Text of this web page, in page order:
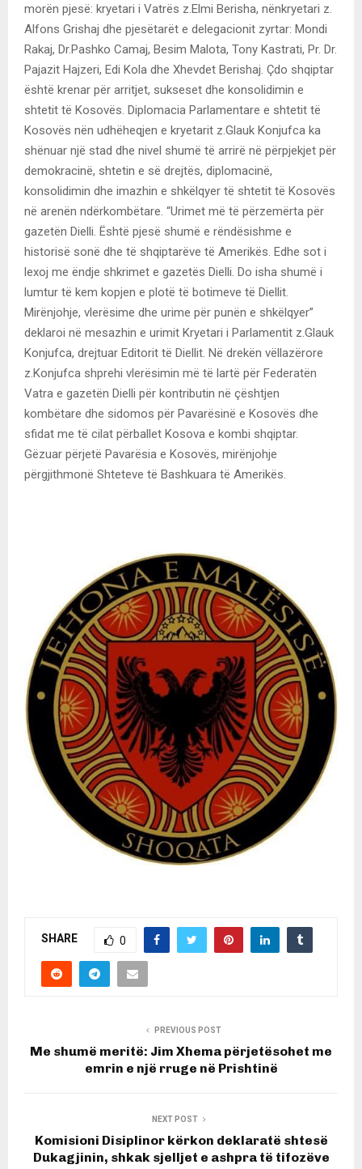
morën pjesë: kryetari i Vatrës z.Elmi Berisha, nënkryetari z.
Alfons Grishaj dhe pjesëtarët e delegacionit zyrtar: Mondi
Rakaj, Dr.Pashko Camaj, Besim Malota, Tony Kastrati, Pr. Dr.
Pajazit Hajzeri, Edi Kola dhe Xhevdet Berishaj. Çdo shqiptar
është krenar për arritjet, sukseset dhe konsolidimin e
shtetit të Kosovës. Diplomacia Parlamentare e shtetit të
Kosovës nën udhëheqjen e kryetarit z.Glauk Konjufca ka
shënuar një stad dhe nivel shumë të arrirë në përpjekjet për
demokracinë, shtetin e së drejtës, diplomacinë,
konsolidimin dhe imazhin e shkëlqyer të shtetit të Kosovës
në arenën ndërkombëtare. “Urimet më të përzemërta për
gazetën Dielli. Është pjesë shumë e rëndësishme e
historisë sonë dhe të shqiptarëve të Amerikës. Edhe sot i
lexoj me ëndje shkrimet e gazetës Dielli. Do isha shumë i
lumtur të kem kopjen e plotë të botimeve të Diellit.
Mirënjohje, vlerësime dhe urime për punën e shkëlqyer”
deklaroi në mesazhin e urimit Kryetari i Parlamentit z.Glauk
Konjufca, drejtuar Editorit të Diellit. Në drekën vëllazërore
z.Konjufca shprehi vlerësimin më të lartë për Federatën
Vatra e gazetën Dielli për kontributin në çështjen
kombëtare dhe sidomos për Pavarësinë e Kosovës dhe
sfidat me të cilat përballet Kosova e kombi shqiptar.
Gëzuar përjetë Pavarësia e Kosovës, mirënjohje
përgjithmonë Shteteve të Bashkuara të Amerikës.
SHARE 0
PREVIOUS POST
Me shumë meritë: Jim Xhema përjetësohet me
emrin e një rruge në Prishtinë
NEXT POST
Komisioni Disiplinor kërkon deklaratë shtesë
Dukagjinin, shkak sjelljet e ashpra të tifozëve